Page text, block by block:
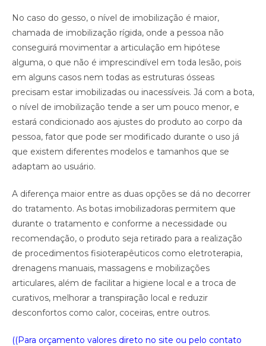
No caso do gesso, o nível de imobilização é maior,
chamada de imobilização rígida, onde a pessoa não
conseguirá movimentar a articulação em hipótese
alguma, o que não é imprescindível em toda lesão, pois
em alguns casos nem todas as estruturas ósseas
precisam estar imobilizadas ou inacessíveis. Já com a bota,
o nível de imobilização tende a ser um pouco menor, e
estará condicionado aos ajustes do produto ao corpo da
pessoa, fator que pode ser modificado durante o uso já
que existem diferentes modelos e tamanhos que se
adaptam ao usuário.
A diferença maior entre as duas opções se dá no decorrer
do tratamento. As botas imobilizadoras permitem que
durante o tratamento e conforme a necessidade ou
recomendação, o produto seja retirado para a realização
de procedimentos fisioterapêuticos como eletroterapia,
drenagens manuais, massagens e mobilizações
articulares, além de facilitar a higiene local e a troca de
curativos, melhorar a transpiração local e reduzir
desconfortos como calor, coceiras, entre outros.
((Para orçamento valores direto no site ou pelo contato